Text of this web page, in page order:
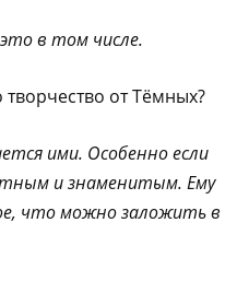
в том числе.
от Тёмных?
ими. Особенно если
и знаменитым. Ему
что можно заложить в